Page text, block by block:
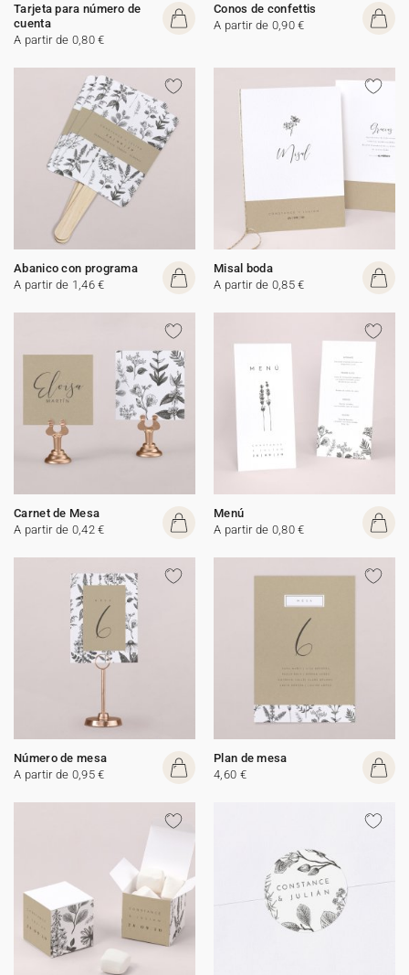
Tarjeta para número de
cuenta
A partir de 0,80 €
Conos de confettis
A partir de 0,90 €
Abanico con programa
A partir de 1,46 €
Misal boda
A partir de 0,85 €
Carnet de Mesa
A partir de 0,42 €
Menú
A partir de 0,80 €
Número de mesa
A partir de 0,95 €
Plan de mesa
4,60 €